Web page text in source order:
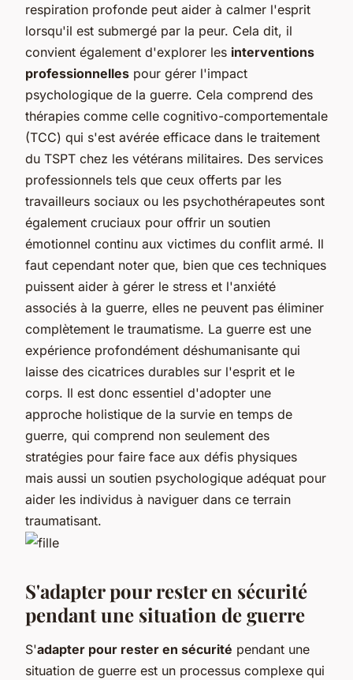
respiration profonde peut aider à calmer l'esprit
lorsqu'il est submergé par la peur. Cela dit, il
convient également d'explorer les interventions
professionnelles pour gérer l'impact
psychologique de la guerre. Cela comprend des
thérapies comme celle cognitivo-comportementale
(TCC) qui s'est avérée efficace dans le traitement
du TSPT chez les vétérans militaires. Des services
professionnels tels que ceux offerts par les
travailleurs sociaux ou les psychothérapeutes sont
également cruciaux pour offrir un soutien
émotionnel continu aux victimes du conflit armé. Il
faut cependant noter que, bien que ces techniques
puissent aider à gérer le stress et l'anxiété
associés à la guerre, elles ne peuvent pas éliminer
complètement le traumatisme. La guerre est une
expérience profondément déshumanisante qui
laisse des cicatrices durables sur l'esprit et le
corps. Il est donc essentiel d'adopter une
approche holistique de la survie en temps de
guerre, qui comprend non seulement des
stratégies pour faire face aux défis physiques
mais aussi un soutien psychologique adéquat pour
aider les individus à naviguer dans ce terrain
traumatisant.
S'adapter pour rester en sécurité
pendant une situation de guerre
S'adapter pour rester en sécurité pendant une
situation de guerre est un processus complexe qui